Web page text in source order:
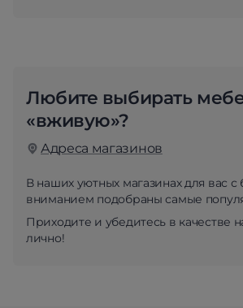
Любите выбирать
«вживую»?
Адреса магазинов
В наших уютных магазинах для вас
вниманием подобраны самые
Приходите и убедитесь в качестве
лично!